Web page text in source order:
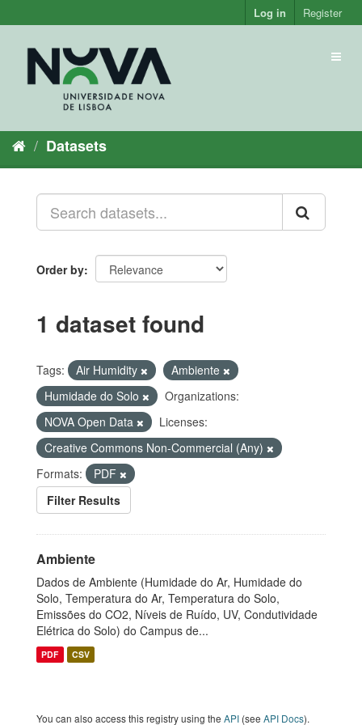
to
Log in Register
Datasets
Order by
1 dataset found
Tags: Air Humidity
Ambiente
Humidade do Solo
Organizations:
NOVA Open Data
Licenses:
Creative Commons Non-Commercial (Any)
Formats:
PDF
Filter Results
Ambiente
Dados de Ambiente (Humidade do Ar, Humidade do
Solo, Temperatura do Ar, Temperatura do Solo,
Emissões do CO2, Níveis de Ruído, UV, Condutividade
Elétrica do Solo) do Campus de...
PDF CSV
You can also access this registry using the API (see API Docs).